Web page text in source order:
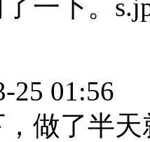
一下。
25 01:56
做了半